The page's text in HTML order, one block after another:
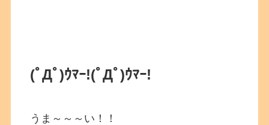
(ﾟДﾟ)ｳﾏｰ!(ﾟДﾟ)ｳﾏｰ!
うま～～～い！！